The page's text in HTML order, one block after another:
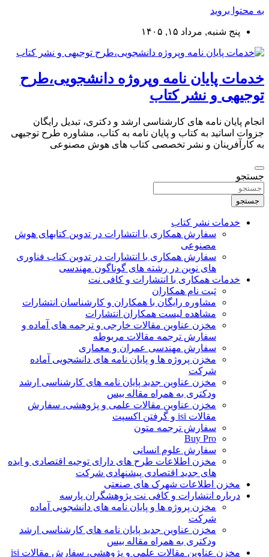
به محتوا بروید
پنج شنبه, مرداد ۱۵, ۱۴۰۵
خدمات پایان نامه وپروژه دانشجویی،طرح
توجیهی و نشر کتاب
انجام پایان نامه های کارشناسی ارشد و دکتری، تبدیل رایگان
جزوات اساتید به کتاب و پایان نامه به کتاب، مشاوره طرح توجیهی
به کارآفرینان و نشر تخصصی کتاب های هوش مصنوعی
جستجو
جستجو
خدمات نشر کتاب
سفارش همکاری با انتشارات در تدوین کتابهای هوش
مصنوعی
سفارش همکاری با انتشارات در تدوین کتاب فناوری
های نوین در رشته های گوناگون مهندسی
خدمات همکاری با انتشارات و کافی نت
ثبت نام همکاران
مشاوره رایگان با همکاران و کارشناسان انتشارات
مشاهده لیست همکاران انتشارات
مخزن عناوین مقالات خارجی و ترجمه های آماده و
سفارش ترجمه مقالات مربوطه
سفارش مهندسی عمران و معماری
مخزن پروژه ها و پایان نامه های دانشجویی آماده
شرکت
مخزن عناوین جدید پایان نامه های کارشناسی ارشد
ودکتری به همراه مقاله بیس
مخزن عناوین مقالات علمی و پژوهشی، سفارش
مقالات isi و گرفتن اکسپت
سفارش ترجمه متون
Buy Pro
سفارش علوم انسانی
مخزن اطلاعات طرح های دارای توجیه اقتصادی و ایده
های جدید اقتصادی پیشنهادی شرکت
مخزن اطلاعات شهرک های صنعتی
درباره انتشارات و کافی نت پژوهشگران پارسه
مخزن پروژه ها و پایان نامه های دانشجویی آماده
شرکت
مخزن عناوین جدید پایان نامه های کارشناسی ارشد
ودکتری به همراه مقاله بیس
مخزن عناوین مقالات علمی و پژوهشی، سفارش مقالات isi